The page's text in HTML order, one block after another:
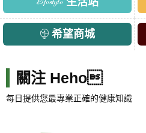
希望商城
關注 Heho
每日提供您最專業正確的健康知識